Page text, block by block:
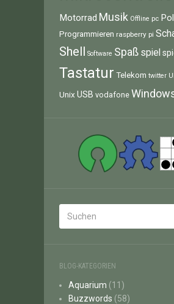
Motorrad Musik Offline pc
Programmieren raspberry pi
Shell Software Spaß spiel
Tastatur Telekom twitter
Unix USB vodafone
BLOG-KATEGORIEN
Aquarium (11)
Buzzwords (58)